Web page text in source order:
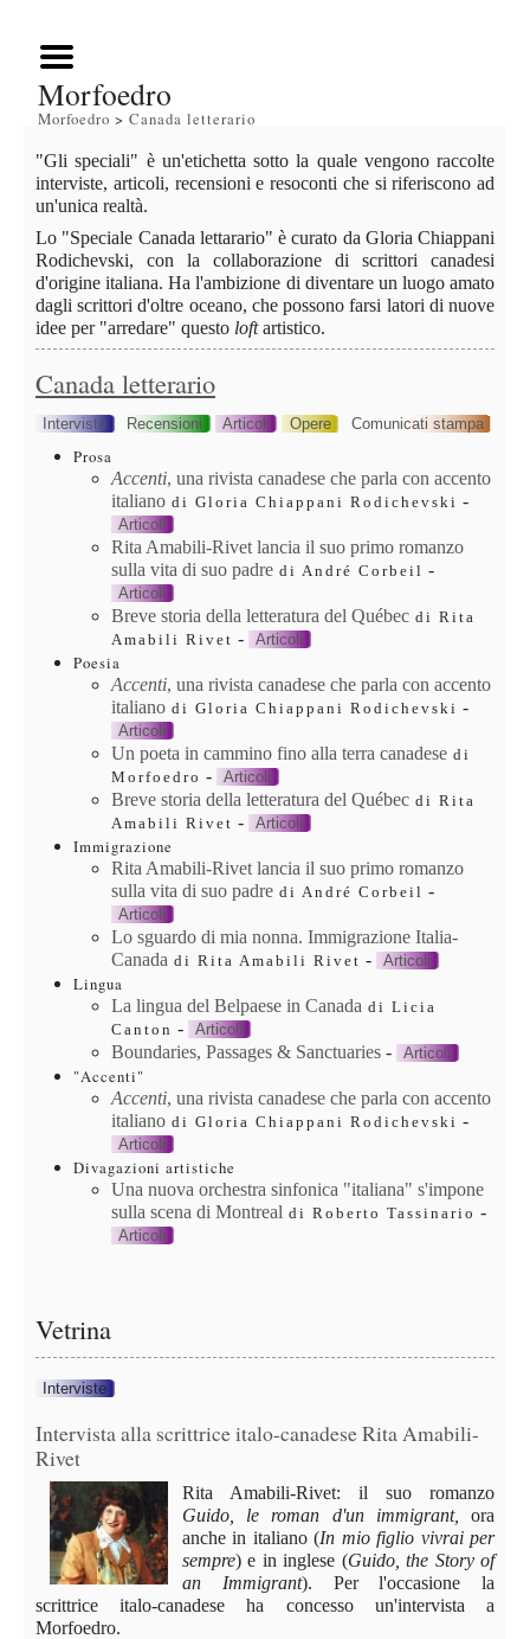
Morfoedro
Morfoedro > Canada letterario
"Gli speciali" è un'etichetta sotto la quale vengono raccolte
interviste, articoli, recensioni e resoconti che si riferiscono ad
un'unica realtà.
Lo "Speciale Canada lettarario" è curato da Gloria Chiappani
Rodichevski, con la collaborazione di scrittori canadesi
d'origine italiana. Ha l'ambizione di diventare un luogo amato
dagli scrittori d'oltre oceano, che possono farsi latori di nuove
idee per "arredare" questo loftartistico.
Canada letterario
Interviste Recensioni Articoli Opere Comunicati stampa
Prosa
Accenti, una rivista canadese che parla con accento
italiano di Gloria Chiappani Rodichevski -
Articoli
Rita Amabili-Rivet lancia il suo primo romanzo
sulla vita di suo padre di André Corbeil -
Articoli
Breve storia della letteratura del Québec di Rita
Amabili Rivet - Articoli
Poesia
Accenti, una rivista canadese che parla con accento
italiano di Gloria Chiappani Rodichevski -
Articoli
Un poeta in cammino fino alla terra canadese di
Morfoedro - Articoli
Breve storia della letteratura del Québec di Rita
Amabili Rivet - Articoli
Immigrazione
Rita Amabili-Rivet lancia il suo primo romanzo
sulla vita di suo padre di André Corbeil -
Articoli
Lo sguardo di mia nonna. Immigrazione Italia-
Canada di Rita Amabili Rivet - Articoli
Lingua
La lingua del Belpaese in Canada di Licia
Canton - Articoli
Boundaries, Passages & Sanctuaries - Articoli
"Accenti"
Accenti, una rivista canadese che parla con accento
italiano di Gloria Chiappani Rodichevski -
Articoli
Divagazioni artistiche
Una nuova orchestra sinfonica "italiana" s'impone
sulla scena di Montreal di Roberto Tassinario -
Articoli
Vetrina
Interviste
Intervista alla scrittrice italo-canadese Rita Amabili-
Rivet
Rita Amabili-Rivet: il suo romanzo
Guido, le roman d'un immigrant, ora
anche in italiano (In mio figlio vivrai per
sempre) e in inglese (Guido, the Story of
an Immigrant). Per l'occasione la
scrittrice italo-canadese ha concesso un'intervista a
Morfoedro.